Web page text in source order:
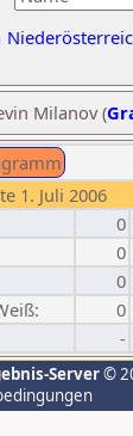
Milanov (
1. Juli 2006
0
0
0
0
-
Server©